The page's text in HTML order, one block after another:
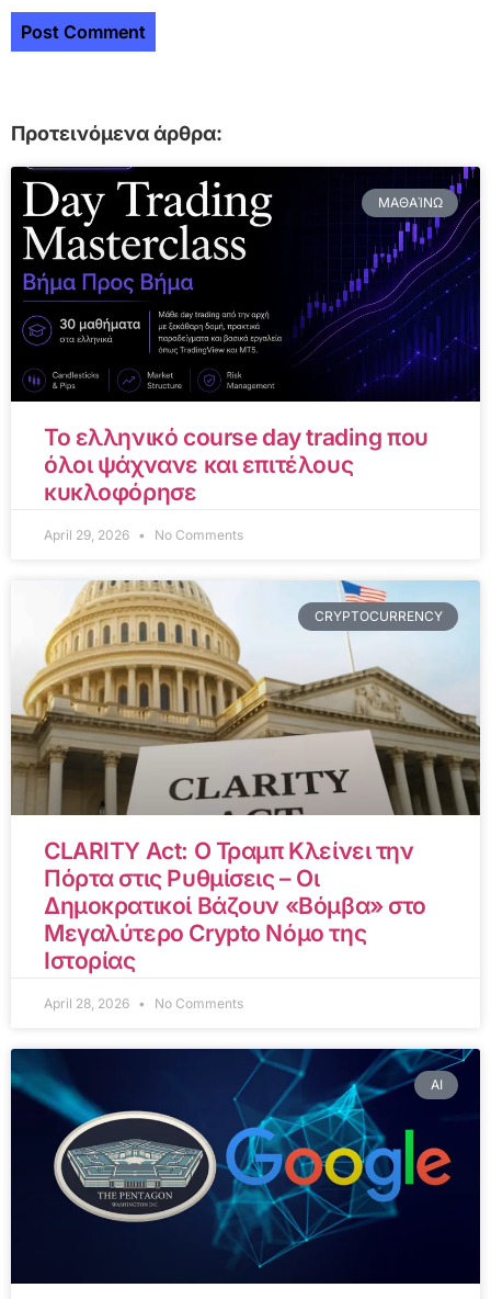
Προτεινόμενα άρθρα:
ΜΑΘΑΊΝΩ
Το ελληνικό course day trading που
όλοι ψάχνανε και επιτέλους
κυκλοφόρησε
April 29, 2026 No Comments
CRYPTOCURRENCY
CLARITY Act: Ο Τραμπ Κλείνει την
Πόρτα στις Ρυθμίσεις – Οι
Δημοκρατικοί Βάζουν «Βόμβα» στο
Μεγαλύτερο Crypto Νόμο της
Ιστορίας
April 28, 2026 No Comments
AI